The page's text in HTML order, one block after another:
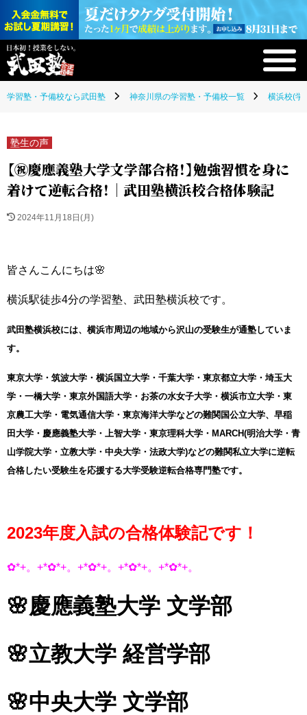
学習塾・予備校なら武田塾 神奈川県の学習塾・予備校一覧 横浜校(学
塾生の声
【㊗慶應義塾大学文学部合格！】勉強習慣を身に
着けて逆転合格！｜武田塾横浜校合格体験記
2024年11月18日(月)
皆さんこんにちは🌸
横浜駅徒歩4分の学習塾、武田塾横浜校です。
武田塾横浜校には、横浜市周辺の地域から沢山の受験生が通塾していま
す。
東京大学・筑波大学・横浜国立大学・千葉大学・東京都立大学・埼玉大
学・一橋大学・東京外国語大学・お茶の水女子大学・横浜市立大学・東
京農工大学・電気通信大学・東京海洋大学などの難関国公立大学、早稲
田大学・慶應義塾大学・上智大学・東京理科大学・MARCH(明治大学・青
山学院大学・立教大学・中央大学・法政大学)などの難関私立大学に逆転
合格したい受験生を応援する大学受験逆転合格専門塾です。
2023年度入試の合格体験記です！
✿*+。+*✿*+。+*✿*+。+*✿*+。+*✿*+。
🌸慶應義塾大学 文学部
🌸立教大学 経営学部
🌸中央大学 文学部